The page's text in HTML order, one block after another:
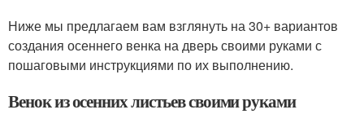
Ниже мы предлагаем вам взглянуть на 30+ вариантов
создания осеннего венка на дверь своими руками с
пошаговыми инструкциями по их выполнению.
Венок из осенних листьев своими руками